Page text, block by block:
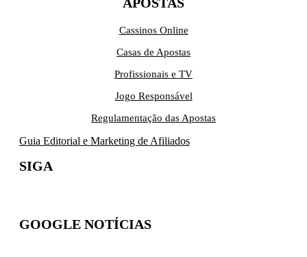
Cassinos Online
Casas de Apostas
Profissionais e TV
Jogo Responsável
Regulamentação das Apostas
Guia Editorial e Marketing de Afiliados
SIGA
GOOGLE NOTÍCIAS